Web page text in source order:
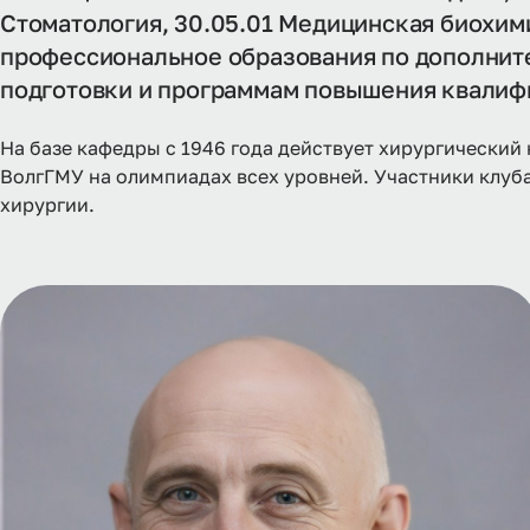
Стоматология, 30.05.01 Медицинская
профессиональное образования по
подготовки и программам повышения
На базе кафедры с 1946 года действует
ВолгГМУ на олимпиадах всех уровней. Участники
хирургии.